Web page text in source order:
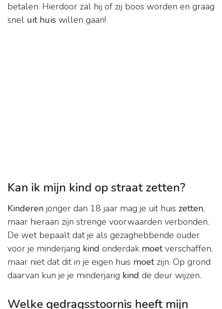
betalen. Hierdoor zal hij of zij boos worden en graag
snel uit huis willen gaan!
Kan ik mijn kind op straat zetten?
Kinderen jonger dan 18 jaar mag je uit huis zetten,
maar hieraan zijn strenge voorwaarden verbonden.
De wet bepaalt dat je als gezaghebbende ouder
voor je minderjarig kind onderdak moetverschaffen,
maar niet dat dit in je eigen huis moetzijn. Op grond
daarvan kun je je minderjarig kind de deur wijzen.
Welke gedragsstoornis heeft mijn